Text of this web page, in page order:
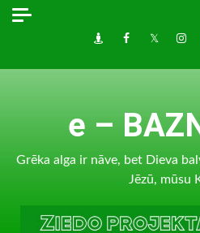
Skip
DraugiemFacebook
Twitter
e –
Grēka alga ir nāve, bet Dieva
Jēzū, mūsu